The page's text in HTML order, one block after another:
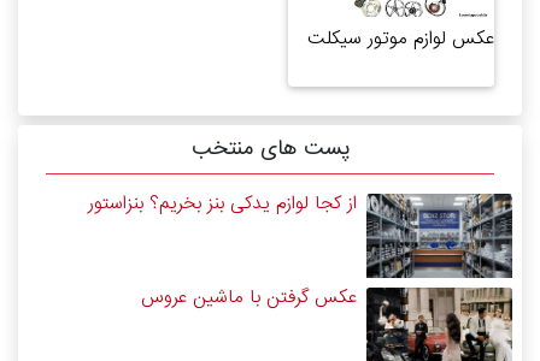
عکس لوازم موتور سیکلت
پست های منتخب
از کجا لوازم یدکی بنز بخریم؟ بنزاستور
عکس گرفتن با ماشین عروس